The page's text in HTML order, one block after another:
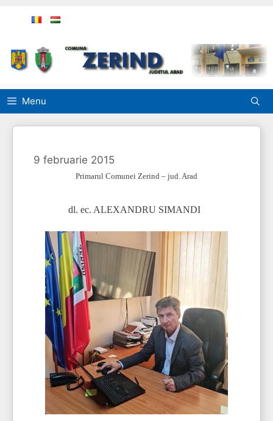
Menu
9 februarie 2015
Primarul Comunei Zerind – jud. Arad
dl. ec. ALEXANDRU SIMANDI